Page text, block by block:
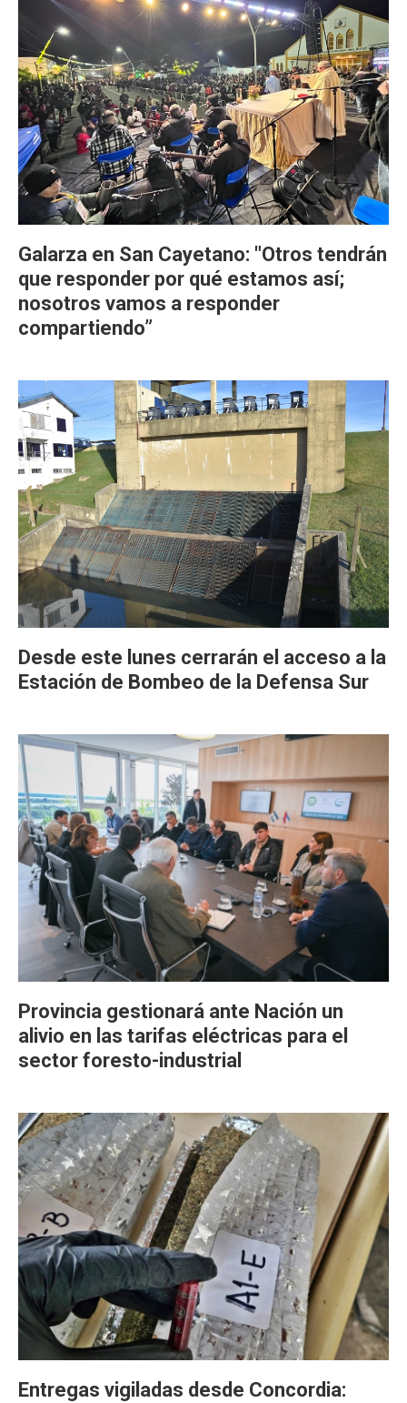
Galarza en San Cayetano: "Otros tendrán
que responder por qué estamos así;
nosotros vamos a responder
compartiendo”
Desde este lunes cerrarán el acceso a la
Estación de Bombeo de la Defensa Sur
Provincia gestionará ante Nación un
alivio en las tarifas eléctricas para el
sector foresto-industrial
Entregas vigiladas desde Concordia: